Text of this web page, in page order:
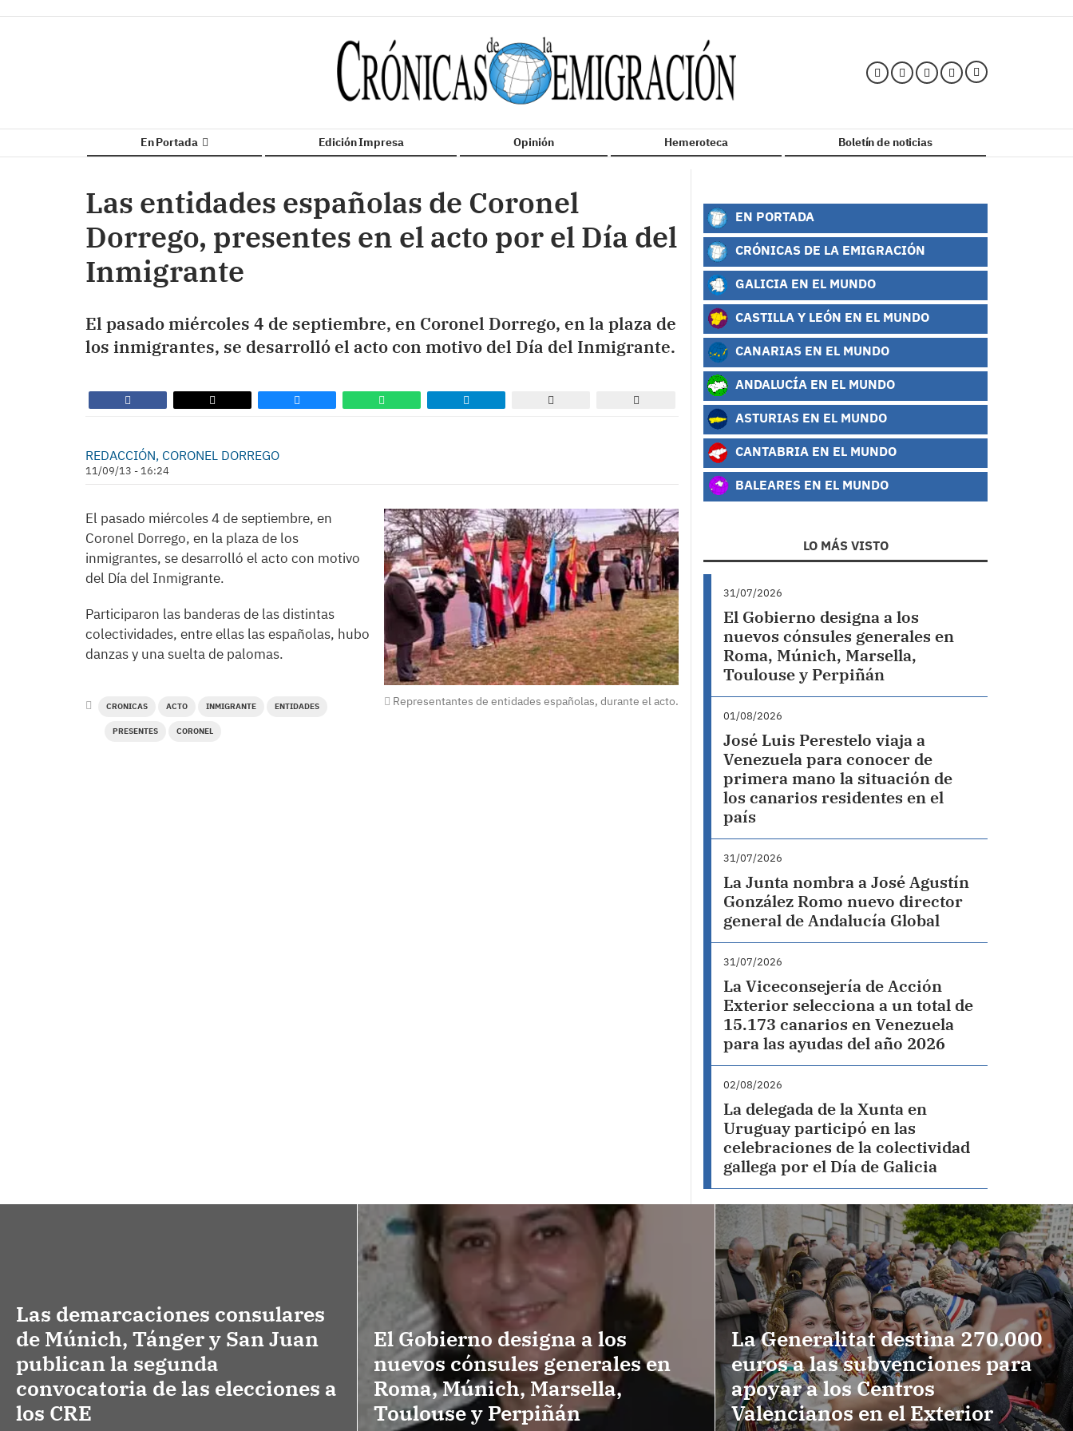
En Portada Edición Impresa Opinión Hemeroteca Boletín de noticias
Las entidades españolas de Coronel
Dorrego, presentes en el acto por el Día del
Inmigrante
El pasado miércoles 4 de septiembre, en Coronel Dorrego, en la plaza de
los inmigrantes, se desarrolló el acto con motivo del Día del Inmigrante.
REDACCIÓN, CORONEL DORREGO
11/09/13 - 16:24
Representantes de entidades españolas, durante el acto.
El pasado miércoles 4 de septiembre, en
Coronel Dorrego, en la plaza de los
inmigrantes, se desarrolló el acto con motivo
del Día del Inmigrante.
Participaron las banderas de las distintas
colectividades, entre ellas las españolas, hubo
danzas y una suelta de palomas.
CRONICAS ACTO INMIGRANTE ENTIDADES
PRESENTES CORONEL
EN PORTADA
CRÓNICAS DE LA EMIGRACIÓN
GALICIA EN EL MUNDO
CASTILLA Y LEÓN EN EL MUNDO
CANARIAS EN EL MUNDO
ANDALUCÍA EN EL MUNDO
ASTURIAS EN EL MUNDO
CANTABRIA EN EL MUNDO
BALEARES EN EL MUNDO
LO MÁS VISTO
31/07/2026
El Gobierno designa a los
nuevos cónsules generales en
Roma, Múnich, Marsella,
Toulouse y Perpiñán
01/08/2026
José Luis Perestelo viaja a
Venezuela para conocer de
primera mano la situación de
los canarios residentes en el
país
31/07/2026
La Junta nombra a José Agustín
González Romo nuevo director
general de Andalucía Global
31/07/2026
La Viceconsejería de Acción
Exterior selecciona a un total de
15.173 canarios en Venezuela
para las ayudas del año 2026
02/08/2026
La delegada de la Xunta en
Uruguay participó en las
celebraciones de la colectividad
gallega por el Día de Galicia
Las demarcaciones consulares
de Múnich, Tánger y San Juan
publican la segunda
convocatoria de las elecciones a
los CRE
El Gobierno designa a los
nuevos cónsules generales en
Roma, Múnich, Marsella,
Toulouse y Perpiñán
La Generalitat destina 270.000
euros a las subvenciones para
apoyar a los Centros
Valencianos en el Exterior